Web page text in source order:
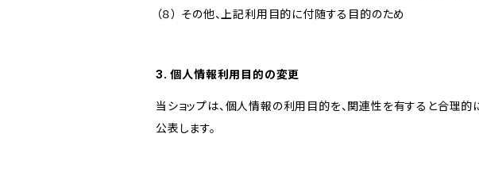
（８） その他、上記利用目的に付随する目的のため
3. 個人情報利用目的の変更
当ショップは、個人情報の利用目的を、関連性を有すると合理
公表します。